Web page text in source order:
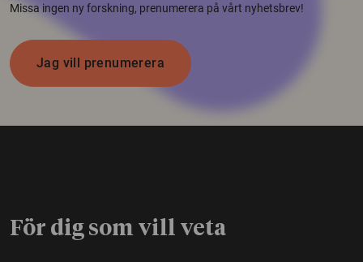
Missa ingen ny forskning, prenumerera på vårt nyhetsbrev!
Jag vill prenumerera
För dig som vill veta